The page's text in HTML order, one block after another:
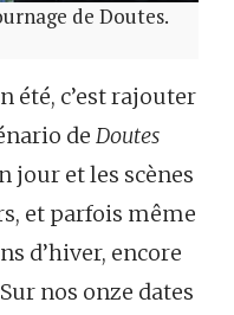
de Doutes.
été, c’est rajouter
de Doutes
jour et les scènes
et parfois même
d’hiver, encore
nos onze dates